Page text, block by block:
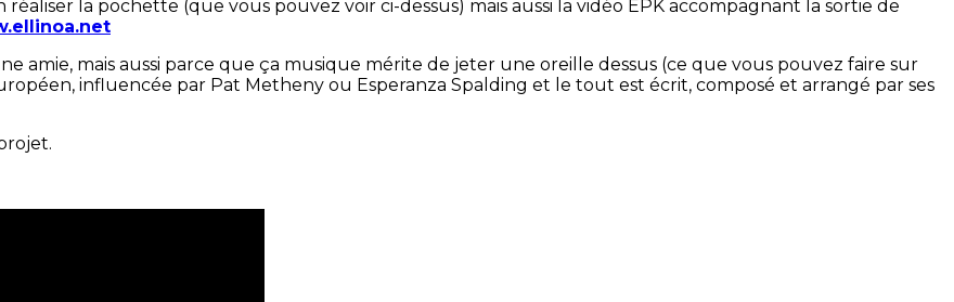
la pochette (que vous pouvez voir ci-dessus) mais aussi la vidéo EPK accompagnant la sortie de
amie, mais aussi parce que ça musique mérite de jeter une oreille dessus (ce que vous pouvez faire sur
influencée par Pat Metheny ou Esperanza Spalding et le tout est écrit, composé et arrangé par ses